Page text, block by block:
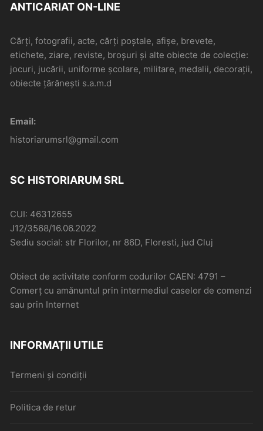
ANTICARIAT ON-LINE
Cărți, fotografii, acte, cărți poștale, afișe, brevete,
etichete, ziare, reviste, broșuri și alte obiecte de colecție:
jocuri, jucării, uniforme școlare, militare, medalii, decorații,
obiecte țărănești s.a.m.d
Email:
historiarumsrl@gmail.com
SC HISTORIARUM SRL
CUI: 46312655
J12/3568/16.06.2022
Sediu social: str Florilor, nr 86D, Floresti, jud Cluj
Obiect de activitate conform codurilor CAEN: 4791 –
Comerţ cu amănuntul prin intermediul caselor de comenzi
sau prin Internet
INFORMAȚII UTILE
Termeni și condiții
Politica de retur